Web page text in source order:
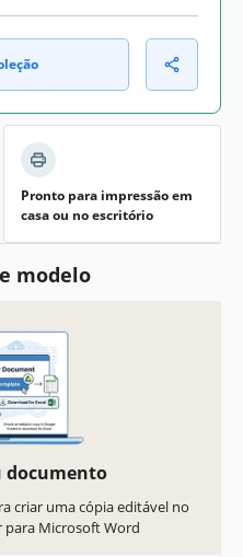
Pronto para impressão em
casa ou no escritório
modelo
documento
criar uma cópia editável no
para Microsoft Word